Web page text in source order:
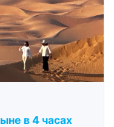
в 4 часах